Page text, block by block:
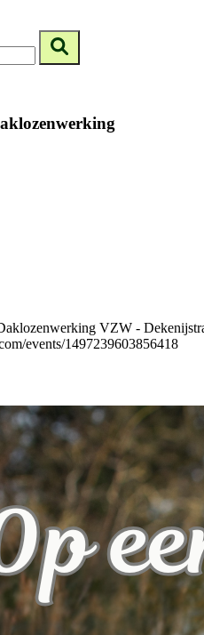
VZW -
events/1497239603856418